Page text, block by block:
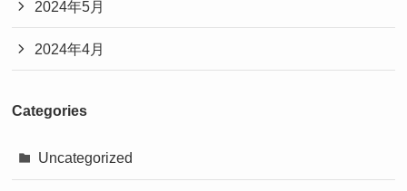
2024年5月
2024年4月
Categories
Uncategorized